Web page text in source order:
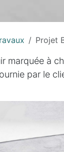
Projet
marquée à
par le